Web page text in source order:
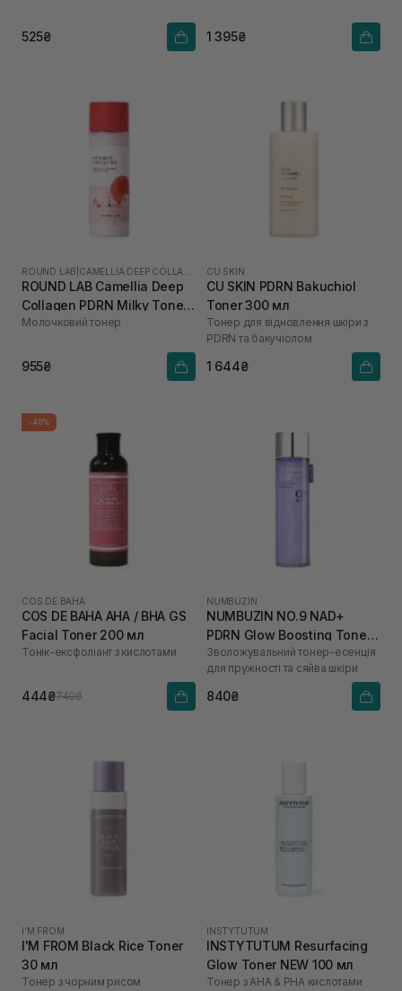
525₴ 1 395₴
ROUND LAB
ROUND LAB Camellia Deep
Collagen PDRN Milky Toner
150 мл
Молочковий тонер
955₴
CU SKIN
CU SKIN PDRN Bakuchiol
Toner 300 мл
Тонер для відновлення шкіри з
PDRN та бакучіолом
1 644₴
-40%
COS DE BAHA
COS DE BAHA AHA / BHA GS
Facial Toner 200 мл
Тонік-ексфоліант з кислотами
444₴740₴
NUMBUZIN
NUMBUZIN NO.9 NAD+
PDRN Glow Boosting Toner
150 мл
Зволожувальний тонер-есенція
для пружності та сяйва шкіри
840₴
I'M FROM
I'M FROM Black Rice Toner
30 мл
Тонер з чорним рисом
INSTYTUTUM
INSTYTUTUM Resurfacing
Glow Toner NEW 100 мл
Тонер з AHA & PHA кислотами